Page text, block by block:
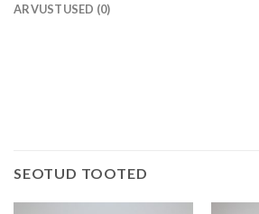
ARVUSTUSED (0)
SEOTUD TOOTED